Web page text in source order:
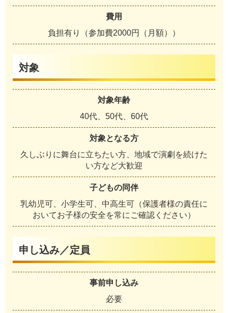
費用
負担有り（参加費2000円（月額））
対象
対象年齢
40代、50代、60代
対象となる方
久しぶりに舞台に立ちたい方、地域で演劇を続けた
い方など大歓迎
子どもの同伴
乳幼児可、小学生可、中高生可（保護者様の責任に
おいてお子様の安全を常にご確認ください）
申し込み／定員
事前申し込み
必要